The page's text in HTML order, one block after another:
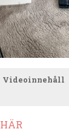
Videoinnehåll
HÄR